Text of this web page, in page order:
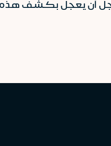
وجل أن يعجل بكشف